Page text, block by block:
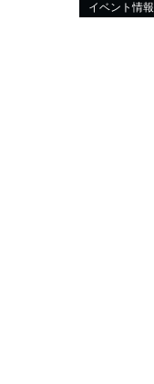
イベント情報